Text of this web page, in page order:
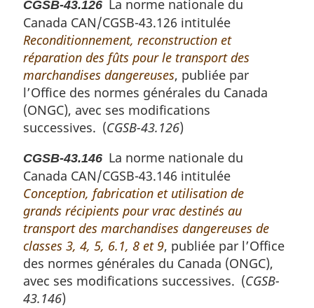
CGSB-43.126 La norme nationale du
Canada CAN/CGSB-43.126 intitulée
Reconditionnement, reconstruction et
réparation des fûts pour le transport des
marchandises dangereuses, publiée par
l’Office des normes générales du Canada
(ONGC), avec ses modifications
successives. (CGSB-43.126)
CGSB-43.146 La norme nationale du
Canada CAN/CGSB-43.146 intitulée
Conception, fabrication et utilisation de
grands récipients pour vrac destinés au
transport des marchandises dangereuses de
classes 3, 4, 5, 6.1, 8 et 9, publiée par l’Office
des normes générales du Canada (ONGC),
avec ses modifications successives. (CGSB-
43.146)